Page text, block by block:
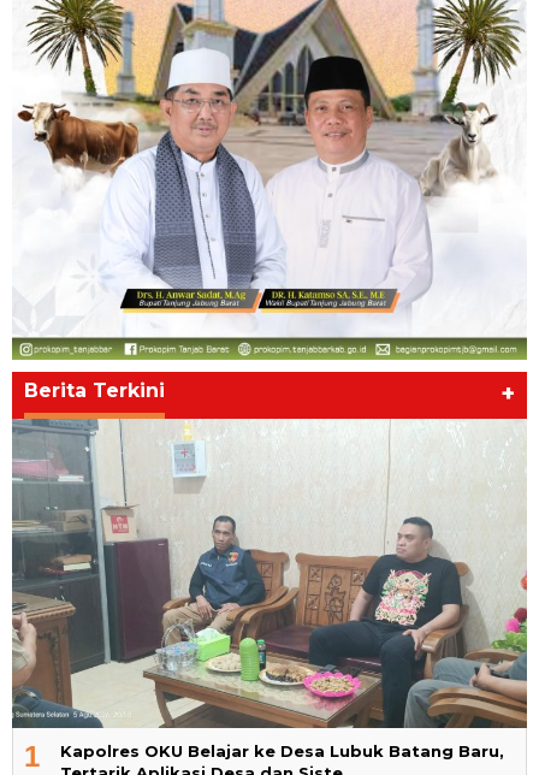
Berita Terkini +
1
Kapolres OKU Belajar ke Desa Lubuk Batang Baru,